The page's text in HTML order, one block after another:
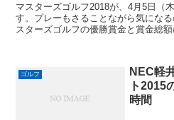
マスターズゴルフ2018が、4月5日（
す。プレーもさることながら気にな
スターズゴルフの優勝賞金と賞金総
ゴルフ
NEC軽
ト2015
時間